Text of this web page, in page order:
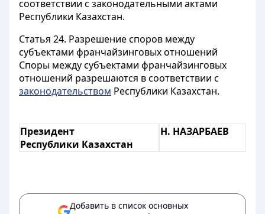
соответствии с законодательными актами
Республики Казахстан.
Статья 24. Разрешение споров между
субъектами франчайзинговых отношений
Споры между субъектами франчайзинговых
отношений разрешаются в соответствии с
законодательством Республики Казахстан.
Президент
Республики Казахстан
Н. НАЗАРБАЕВ
Добавить в список основных